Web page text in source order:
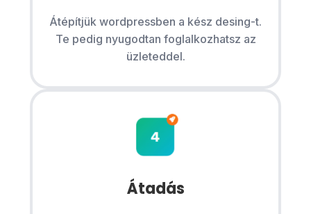
Átépítjük wordpressben a kész desing-t.
Te pedig nyugodtan foglalkozhatsz az
üzleteddel.
Átadás